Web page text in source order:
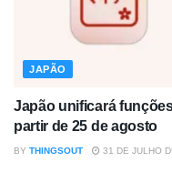
JAPÃO
Japão unificará
partir de 25 de agosto
BY THINGSOUT 31 DE JULHO